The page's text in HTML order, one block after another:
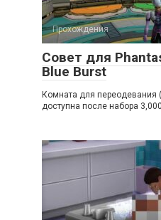
Прохождения
Совет для
Blue Burst
Комната для переодевания
доступна после набора